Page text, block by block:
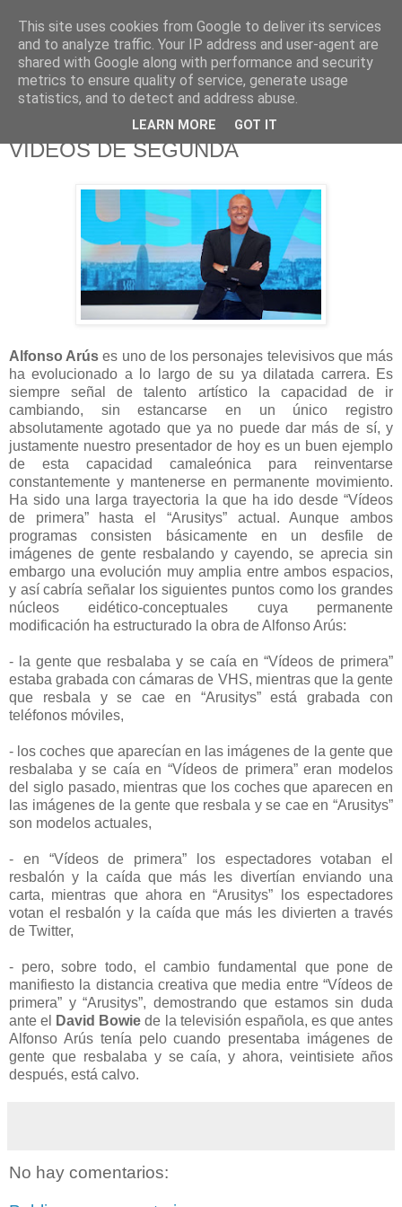
625 RANAS
LA TELEVISIÓN DESDE EL PUNTO DE VISTA BATRACIO
VÍDEOS DE SEGUNDA
Alfonso Arús es uno de los personajes televisivos que más
ha evolucionado a lo largo de su ya dilatada carrera. Es
siempre señal de talento artístico la capacidad de ir
cambiando, sin estancarse en un único registro
absolutamente agotado que ya no puede dar más de sí, y
justamente nuestro presentador de hoy es un buen ejemplo
de esta capacidad camaleónica para reinventarse
constantemente y mantenerse en permanente movimiento.
Ha sido una larga trayectoria la que ha ido desde “Vídeos
de primera” hasta el “Arusitys” actual. Aunque ambos
programas consisten básicamente en un desfile de
imágenes de gente resbalando y cayendo, se aprecia sin
embargo una evolución muy amplia entre ambos espacios,
y así cabría señalar los siguientes puntos como los grandes
núcleos eidético-conceptuales cuya permanente
modificación ha estructurado la obra de Alfonso Arús:
- la gente que resbalaba y se caía en “Vídeos de primera”
estaba grabada con cámaras de VHS, mientras que la gente
que resbala y se cae en “Arusitys” está grabada con
teléfonos móviles,
- los coches que aparecían en las imágenes de la gente que
resbalaba y se caía en “Vídeos de primera” eran modelos
del siglo pasado, mientras que los coches que aparecen en
las imágenes de la gente que resbala y se cae en “Arusitys”
son modelos actuales,
- en “Vídeos de primera” los espectadores votaban el
resbalón y la caída que más les divertían enviando una
carta, mientras que ahora en “Arusitys” los espectadores
votan el resbalón y la caída que más les divierten a través
de Twitter,
- pero, sobre todo, el cambio fundamental que pone de
manifiesto la distancia creativa que media entre “Vídeos de
primera” y “Arusitys”, demostrando que estamos sin duda
ante el
David Bowie de la televisión española, es que antes
Alfonso Arús tenía pelo cuando presentaba imágenes de
gente que resbalaba y se caía, y ahora, veintisiete años
después, está calvo.
No hay comentarios:
This site uses cookies from Google to deliver its services
and to analyze traffic. Your IP address and user-agent are
shared with Google along with performance and security
metrics to ensure quality of service, generate usage
statistics, and to detect and address abuse.
LEARN MORE GOT IT